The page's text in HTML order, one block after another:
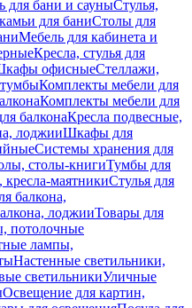
для бани и сауныСтулья,
для баниСтолы для
Мебель для кабинета и
Кресла, стулья для
офисныеСтеллажи,
Комплекты мебели для
Комплекты мебели для
балконаКресла подвесные,
лоджииШкафы для
Системы хранения для
столы-книгиТумбы для
кресла-маятникиСтулья для
балкона,
лоджииТовары для
потолочные
лампы,
Настенные светильники,
светильникиУличные
Освещение для картин,